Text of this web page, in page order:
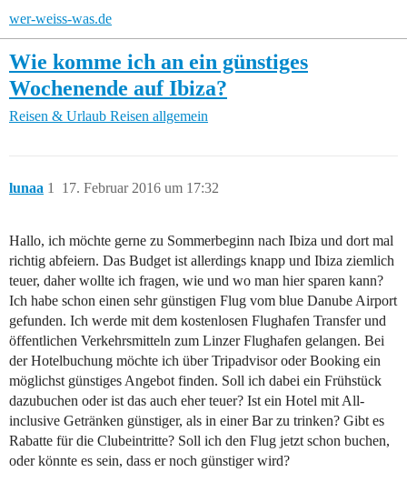
wer-weiss-was.de
Wie komme ich an ein günstiges
Wochenende auf Ibiza?
Reisen & Urlaub Reisen allgemein
lunaa 17. Februar 2016 um 17:32
1
Hallo, ich möchte gerne zu Sommerbeginn nach Ibiza und dort mal
richtig abfeiern. Das Budget ist allerdings knapp und Ibiza ziemlich
teuer, daher wollte ich fragen, wie und wo man hier sparen kann?
Ich habe schon einen sehr günstigen Flug vom blue Danube Airport
gefunden. Ich werde mit dem kostenlosen Flughafen Transfer und
öffentlichen Verkehrsmitteln zum Linzer Flughafen gelangen. Bei
der Hotelbuchung möchte ich über Tripadvisor oder Booking ein
möglichst günstiges Angebot finden. Soll ich dabei ein Frühstück
dazubuchen oder ist das auch eher teuer? Ist ein Hotel mit All-
inclusive Getränken günstiger, als in einer Bar zu trinken? Gibt es
Rabatte für die Clubeintritte? Soll ich den Flug jetzt schon buchen,
oder könnte es sein, dass er noch günstiger wird?